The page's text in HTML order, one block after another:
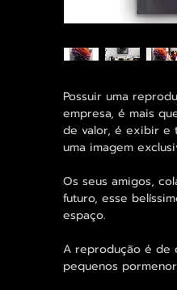
Possuir uma
empresa, é mais
de valor, é exibir e
uma imagem
Os seus amigos,
futuro, esse
espaço.
A reprodução é de
pequenos